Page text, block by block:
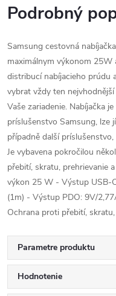
Podrobný
Samsung cestovná
maximálnym výkonom 25W
distribucí nabíjacieho prúdu
vybrat vždy ten
Vaše zariadenie. Nabíjačka
príslušenstvo Samsung, lze
případně další
Je vybavena pokročilou
přebití, skratu, prehrievanie
výkon 25 W - Výstup USB-
(1m) - Výstup PDO: 9V/
Ochrana proti přebití,
Parametre produktu
Hodnotenie